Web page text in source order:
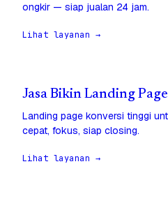
ongkir — siap jualan 24 jam.
Lihat layanan →
Jasa Bikin Landing
Landing page konversi tinggi
cepat, fokus, siap closing.
Lihat layanan →